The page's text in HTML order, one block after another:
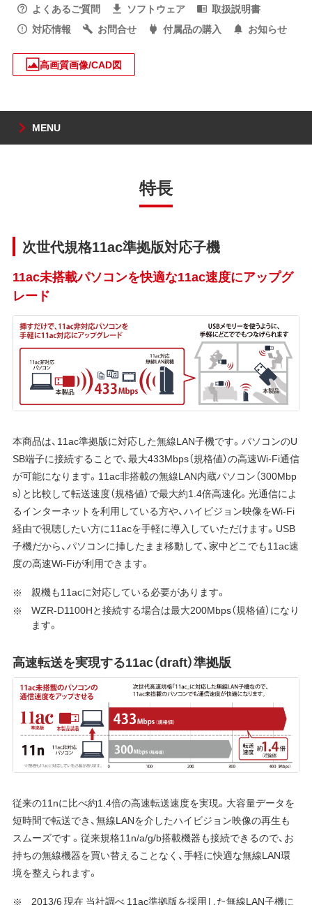
よくあるご質問 ソフトウェア
取扱説明書
対応情報
お問合せ 付属品の購入 お知らせ
高画質画像/CAD図
MENU
特長
次世代規格11ac準拠版対応子機
11ac未搭載パソコンを快適な11ac速度にアップグ
レード
本商品は、11ac準拠版に対応した無線LAN子機です。パソコンのU
SB端子に接続することで、最大433Mbps（規格値）の高速Wi-Fi通信
が可能になります。11ac非搭載の無線LAN内蔵パソコン（300Mbp
s）と比較して転送速度（規格値）で最大約1.4倍高速化。光通信によ
るインターネットを利用している方や、ハイビジョン映像をWi-Fi
経由で視聴したい方に11acを手軽に導入していただけます。USB
子機だから、パソコンに挿したまま移動して、家中どこでも11ac速
度の高速Wi-Fiが利用できます。
親機も11acに対応している必要があります。
WZR-D1100Hと接続する場合は最大200Mbps（規格値）になり
ます。
高速転送を実現する11ac（draft）準拠版
従来の11nに比べ約1.4倍の高速転送速度を実現。大容量データを
短時間で転送でき、無線LANを介したハイビジョン映像の再生も
スムーズです 。従来規格11n/a/g/b搭載機器も接続できるので、お
持ちの無線機器を買い替えることなく、手軽に快適な無線LAN環
境を整えられます。
2013/6 現在 当社調べ 11ac準拠版を採用した無線LAN子機に